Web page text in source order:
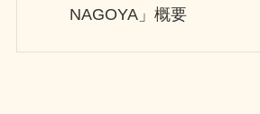
NAGOYA」概要